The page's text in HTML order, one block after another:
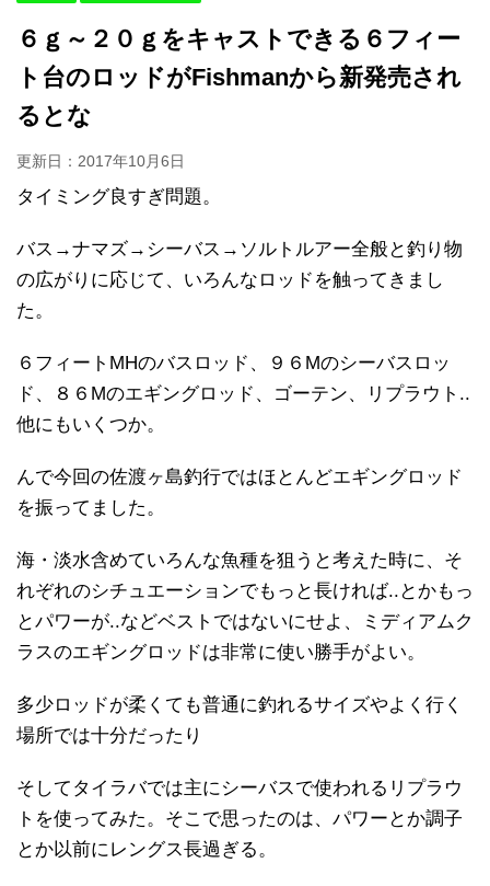
６ｇ～２０ｇをキャストできる６フィー
ト台のロッドがFishmanから新発売され
るとな
更新日： 2017年10月6日
タイミング良すぎ問題。
バス→ナマズ→シーバス→ソルトルアー全般と釣り物
の広がりに応じて、いろんなロッドを触ってきまし
た。
６フィートMHのバスロッド、９６Mのシーバスロッ
ド、８６Mのエギングロッド、ゴーテン、リプラウト..
他にもいくつか。
んで今回の佐渡ヶ島釣行ではほとんどエギングロッド
を振ってました。
海・淡水含めていろんな魚種を狙うと考えた時に、そ
れぞれのシチュエーションでもっと長ければ..とかもっ
とパワーが..などベストではないにせよ、ミディアムク
ラスのエギングロッドは非常に使い勝手がよい。
多少ロッドが柔くても普通に釣れるサイズやよく行く
場所では十分だったり
そしてタイラバでは主にシーバスで使われるリプラウ
トを使ってみた。そこで思ったのは、パワーとか調子
とか以前にレングス長過ぎる。